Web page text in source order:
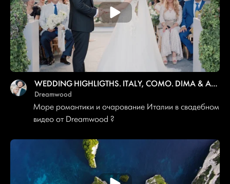
WEDDING HIGHLIGTHS. ITALY, COMO. DIMA & ANNA
Dreamwood
Море романтики и очарование Италии в свадебном
видео от Dreamwood ?